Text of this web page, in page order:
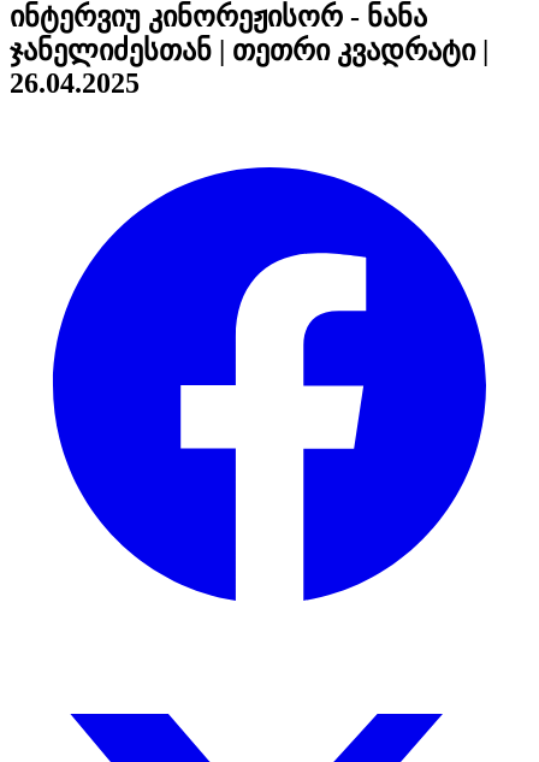
ინტერვიუ კინორეჟისორ - ნანა
ჯანელიძესთან | თეთრი კვადრატი |
26.04.2025